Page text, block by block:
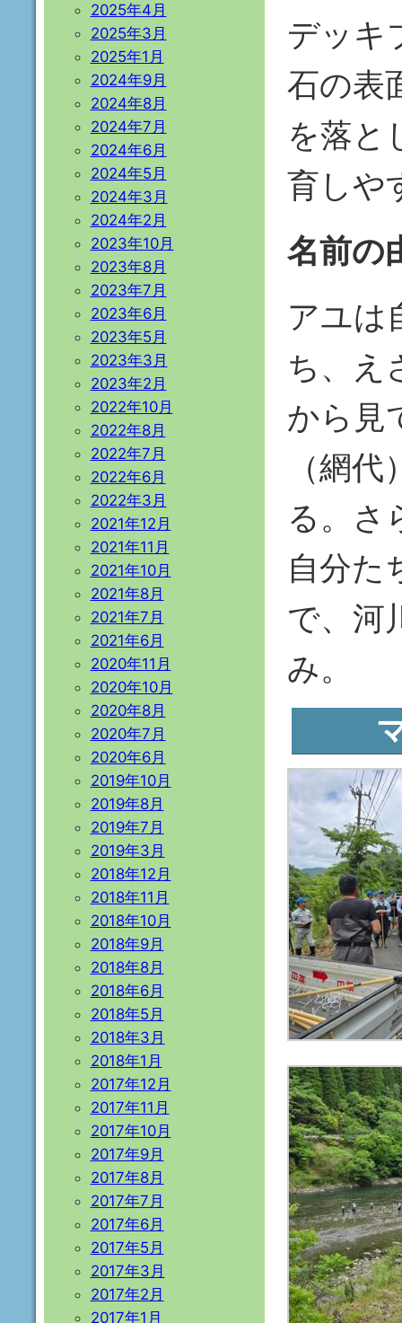
デッキ
石の表
を落と
育しや
名前の
アユは
ち、え
から見
（網
る。さ
自分た
で、河
み。
2025年4月
2025年3月
2025年1月
2024年9月
2024年8月
2024年7月
2024年6月
2024年5月
2024年3月
2024年2月
2023年10月
2023年8月
2023年7月
2023年6月
2023年5月
2023年3月
2023年2月
2022年10月
2022年8月
2022年7月
2022年6月
2022年3月
2021年12月
2021年11月
2021年10月
2021年8月
2021年7月
2021年6月
2020年11月
2020年10月
2020年8月
2020年7月
2020年6月
2019年10月
2019年8月
2019年7月
2019年3月
2018年12月
2018年11月
2018年10月
2018年9月
2018年8月
2018年6月
2018年5月
2018年3月
2018年1月
2017年12月
2017年11月
2017年10月
2017年9月
2017年8月
2017年7月
2017年6月
2017年5月
2017年3月
2017年2月
2017年1月